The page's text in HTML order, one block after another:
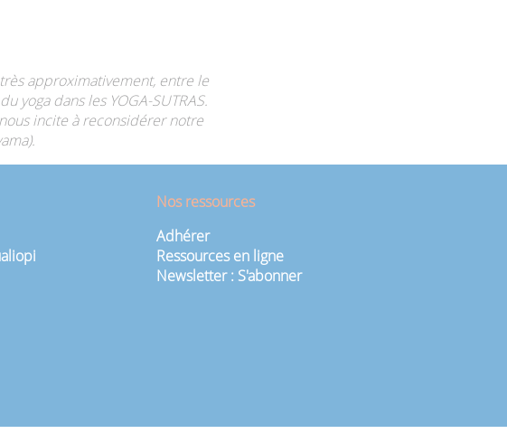
approximativement, entre le
yoga dans les YOGA-SUTRAS.
incite à reconsidérer notre
Nos ressources
Adhérer
Ressources en ligne
Newsletter : S'abonner